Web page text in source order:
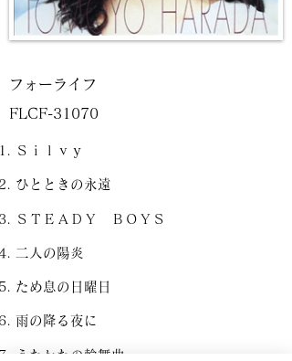
Ｓｉｌｖｙ
ひとときの永遠
ＳＴＥＡＤＹ ＢＯＹＳ
二人の陽炎
ため息の日曜日
雨の降る夜に
うたかたの輪舞曲
フォーライフ
FLCF-31070